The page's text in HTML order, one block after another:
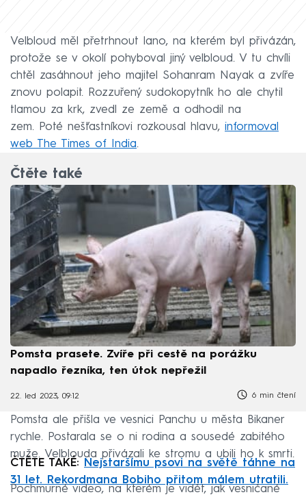
Velbloud měl přetrhnout lano, na kterém byl přivázán,
protože se v okolí pohyboval jiný velbloud. V tu chvíli
chtěl zasáhnout jeho majitel Sohanram Nayak a zvíře
znovu polapit. Rozzuřený sudokopytník ho ale chytil
tlamou za krk, zvedl ze země a odhodil na
zem. Poté nešťastníkovi rozkousal hlavu, informoval
web The Times of India.
Čtěte také
Pomsta prasete. Zvíře při cestě na porážku
napadlo řezníka, ten útok nepřežil
22. led 2023, 09:12 6 min čtení
Pomsta ale přišla ve vesnici Panchu u města Bikaner
rychle. Postarala se o ni rodina a sousedé zabitého
muže. Velblouda přivázali ke stromu a ubili ho k smrti.
ČTĚTE TAKÉ:
Nejstaršímu psovi na světě táhne na
31 let. Rekordmana Bobiho přitom málem utratili.
Pochmurné video, na kterém je vidět, jak vesničané